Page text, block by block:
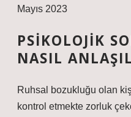
Mayıs 2023
PSIKOLOJIK
NASIL
Ruhsal bozukluğu olan
kontrol etmekte zorluk